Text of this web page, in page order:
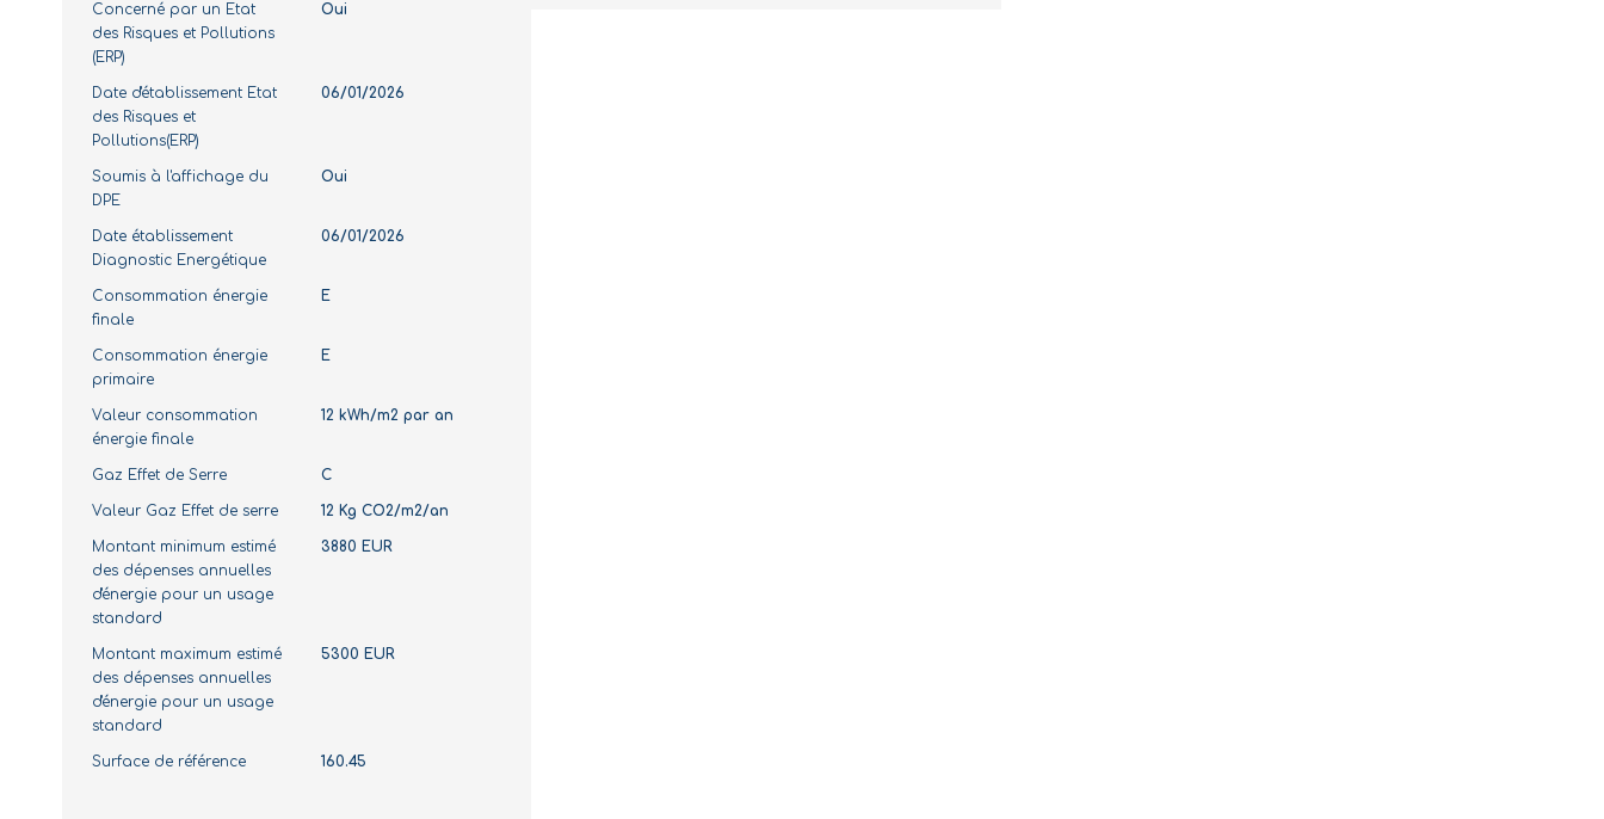
Concerné par un Etat
des Risques et Pollutions
(ERP)
Oui
Date d'établissement Etat
des Risques et
Pollutions(ERP)
06/01/2026
Soumis à l'affichage du
DPE
Oui
Date établissement
Diagnostic Energétique
06/01/2026
Consommation énergie
finale
E
Consommation énergie
primaire
E
Valeur consommation
énergie finale
12 kWh/m2 par an
Gaz Effet de Serre C
Valeur Gaz Effet de serre 12 Kg CO2/m2/an
Montant minimum estimé
des dépenses annuelles
d'énergie pour un usage
standard
3880 EUR
Montant maximum estimé
des dépenses annuelles
d'énergie pour un usage
standard
5300 EUR
Surface de référence 160.45